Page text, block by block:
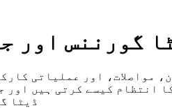
گورننس اور
مواصلات، اور عملیاتی
انتظام کیسے کرتی ہیں
ڈیٹا